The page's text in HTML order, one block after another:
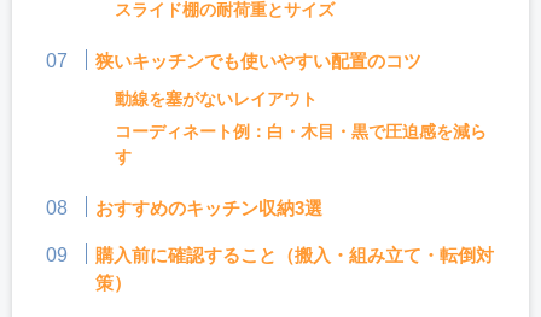
スライド棚の耐荷重とサイズ
狭いキッチンでも使いやすい配置のコツ
動線を塞がないレイアウト
コーディネート例：白・木目・黒で圧迫感を減ら
す
おすすめのキッチン収納3選
購入前に確認すること（搬入・組み立て・転倒対
策）